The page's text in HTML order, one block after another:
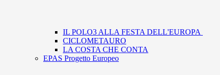
IL POLO3 ALLA FESTA DELL'EUROPA
CICLOMETAURO
LA COSTA CHE CONTA
EPAS Progetto Europeo